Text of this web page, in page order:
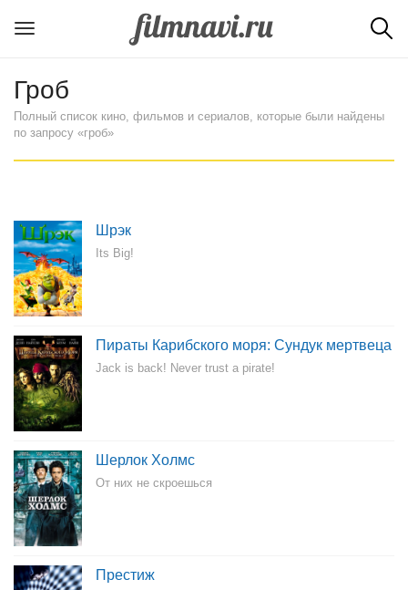
Гроб
Полный список кино, фильмов и сериалов, которые были найдены
по запросу «гроб»
Шрэк
Its Big!
Пираты Карибского моря: Сундук мертвеца
Jack is back! Never trust a pirate!
Шерлок Холмс
От них не скроешься
Престиж